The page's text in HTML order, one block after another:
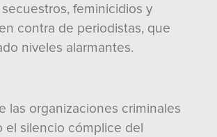
feminicidios y
contra de periodistas, que
niveles alarmantes.
las organizaciones criminales
el silencio cómplice del